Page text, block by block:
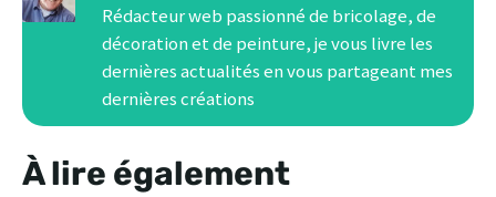
Rédacteur web passionné de bricolage, de
décoration et de peinture, je vous livre les
dernières actualités en vous partageant mes
dernières créations
À lire également